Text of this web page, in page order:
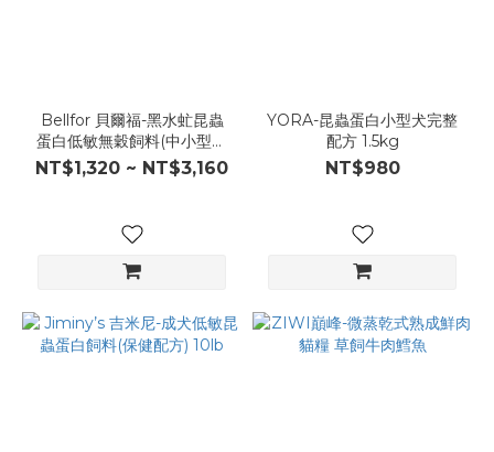
Bellfor 貝爾福-黑水虻昆蟲
蛋白低敏無穀飼料(中小型全
齡犬)
NT$1,320 ~ NT$3,160
YORA-昆蟲蛋白小型犬完整
配方 1.5kg
NT$980